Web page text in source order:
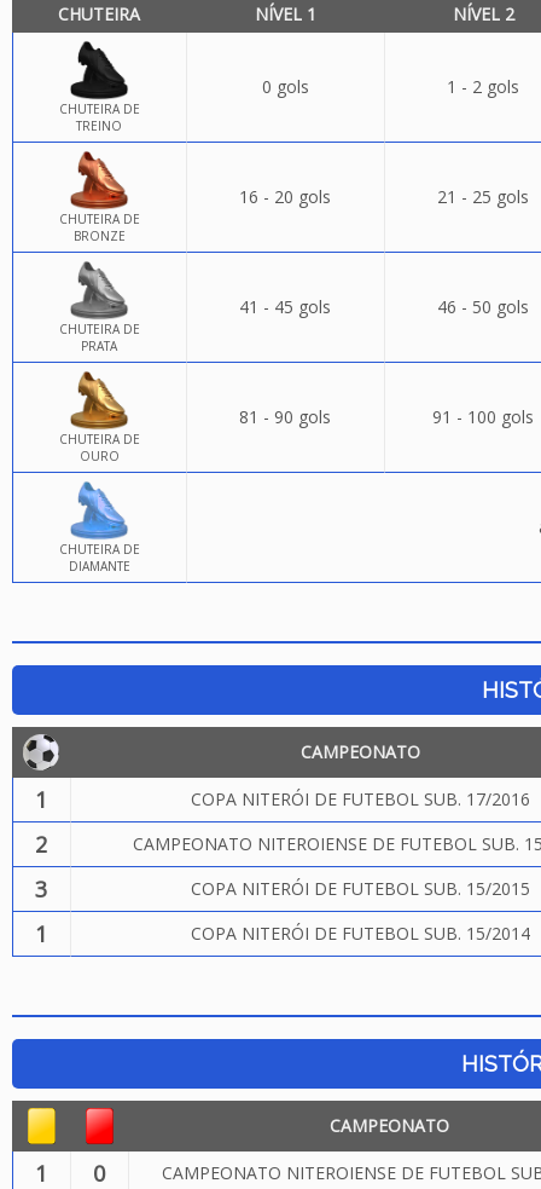
CHUTEIRA NÍVEL 1 NÍVEL 2
CHUTEIRA DE
TREINO
0 gols 1 - 2 gols
CHUTEIRA DE
BRONZE
16 - 20 gols 21 - 25 gols
CHUTEIRA DE
PRATA
41 - 45 gols 46 - 50 gols
CHUTEIRA DE
OURO
81 - 90 gols 91 - 100 gols
CHUTEIRA DE
DIAMANTE
CAMPEONATO
1 COPA NITERÓI DE FUTEBOL SUB. 17/2016
2 CAMPEONATO NITEROIENSE DE FUTEBOL SUB.
3 COPA NITERÓI DE FUTEBOL SUB. 15/2015
1 COPA NITERÓI DE FUTEBOL SUB. 15/2014
CAMPEONATO
1 0 CAMPEONATO NITEROIENSE DE FUTEBOL